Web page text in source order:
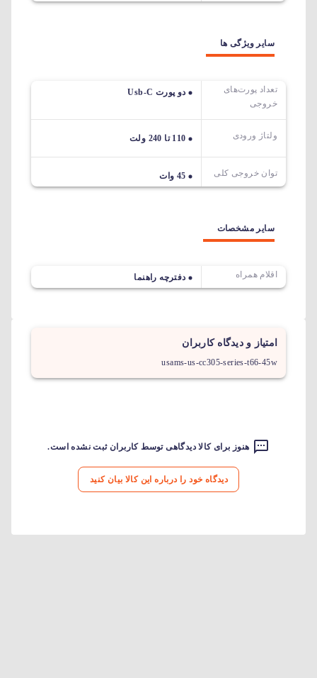
سایر ویژگی ها
تعداد پورت‌های
خروجی
دو پورت Usb-C
ولتاژ ورودی 110 تا 240 ولت
توان خروجی کلی 45 وات
سایر مشخصات
اقلام همراه دفترچه راهنما
امتیاز و دیدگاه کاربران
usams-us-cc305-series-t66-45w
هنوز برای کالا دیدگاهی توسط کاربران ثبت نشده است.
دیدگاه خود را درباره این کالا بیان کنید